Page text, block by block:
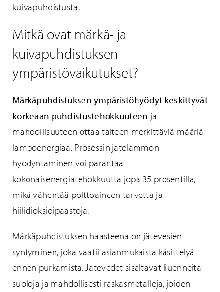
kuivapuhdistusta.
Mitkä ovat märkä- ja
kuivapuhdistuksen
ympäristövaikutukset?
Märkäpuhdistuksen ympäristöhyödyt keskittyvät
korkeaan puhdistustehokkuuteen ja
mahdollisuuteen ottaa talteen merkittäviä määriä
lämpöenergiaa. Prosessin jätelämmön
hyödyntäminen voi parantaa
kokonaisenergiatehokkuutta jopa 35 prosentilla,
mikä vähentää polttoaineen tarvetta ja
hiilidioksidipäästöjä.
Märkäpuhdistuksen haasteena on jätevesien
syntyminen, joka vaatii asianmukaista käsittelyä
ennen purkamista. Jätevedet sisältävät liuenneita
suoloja ja mahdollisesti raskasmetalleja, joiden